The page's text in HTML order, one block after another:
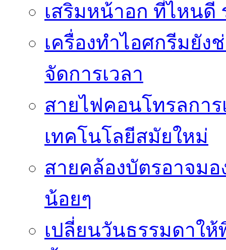
เสริมหน้าอก ที่ไหนดี
เครื่องทำไอศกรีมยัง
จัดการเวลา
สายไฟคอนโทรลกา
เทคโนโลยีสมัยใหม่
สายคล้องบัตรอาจมอ
น้อยๆ
เปลี่ยนวันธรรมดาใ